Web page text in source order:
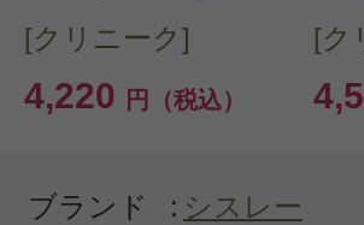
としているのが、使用
のが、さすがシスレー
[クリニーク]
4,220 円（税込）
[ク
ブランド : シスレー